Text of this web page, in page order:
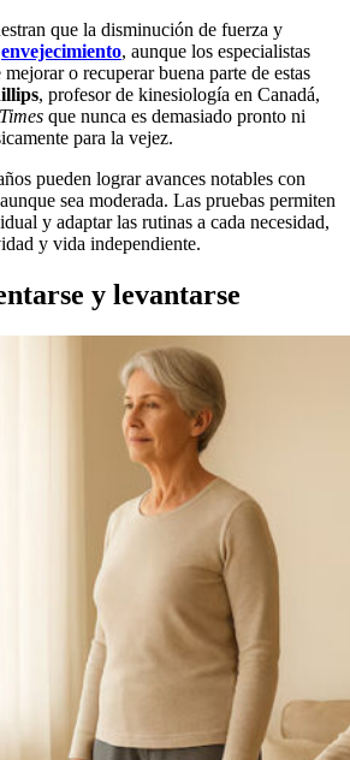
que la disminución de fuerza y
envejecimiento, aunque los especialistas
o recuperar buena parte de estas
, profesor de kinesiología en Canadá,
que nunca es demasiado pronto ni
para la vejez.
pueden lograr avances notables con
sea moderada. Las pruebas permiten
y adaptar las rutinas a cada necesidad,
y vida independiente.
y levantarse